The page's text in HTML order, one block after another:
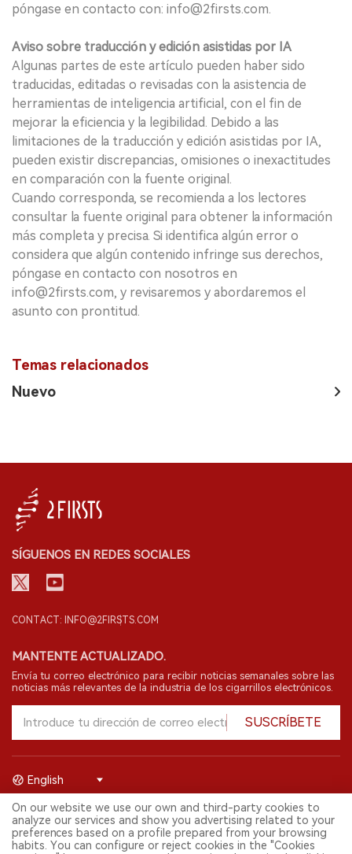
póngase en contacto con: info@2firsts.com.
Aviso sobre traducción y edición asistidas por IA
Algunas partes de este artículo pueden haber sido
traducidas, editadas o revisadas con la asistencia de
herramientas de inteligencia artificial, con el fin de
mejorar la eficiencia y la legibilidad. Debido a las
limitaciones de la traducción y edición asistidas por IA,
pueden existir discrepancias, omisiones o inexactitudes
en comparación con la fuente original.
Cuando corresponda, se recomienda a los lectores
consultar la fuente original para obtener la información
más completa y precisa. Si identifica algún error o
considera que algún contenido infringe sus derechos,
póngase en contacto con nosotros en
info@2firsts.com, y revisaremos y abordaremos el
asunto con prontitud.
Temas relacionados
Nuevo
SÍGUENOS EN REDES SOCIALES
CONTACT: INFO@2FIRSTS.COM
MANTENTE ACTUALIZADO.
Envía tu correo electrónico para recibir noticias semanales sobre las
noticias más relevantes de la industria de los cigarrillos electrónicos.
SUSCRÍBETE
© 2026 Shenzhen 2FIRSTS Technology Co.,Ltd. Todos los derechos
reservados.
2FIRSTS solo es accesible para profesionales de la industria,
investigadores, medios y otros profesionales. El acceso por menores
English
On our website we use our own and third-party cookies to
analyze our services and show you advertising related to your
preferences based on a profile prepared from your browsing
habits. You can configure or reject cookies in the "Cookies